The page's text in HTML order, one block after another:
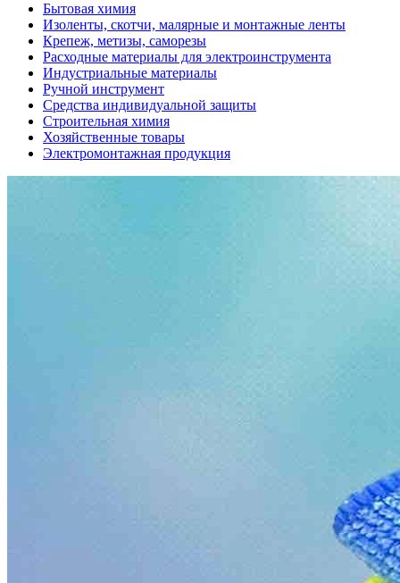
Бытовая химия
Изоленты, скотчи, малярные и монтажные ленты
Крепеж, метизы, саморезы
Расходные материалы для электроинструмента
Индустриальные материалы
Ручной инструмент
Средства индивидуальной защиты
Строительная химия
Хозяйственные товары
Электромонтажная продукция